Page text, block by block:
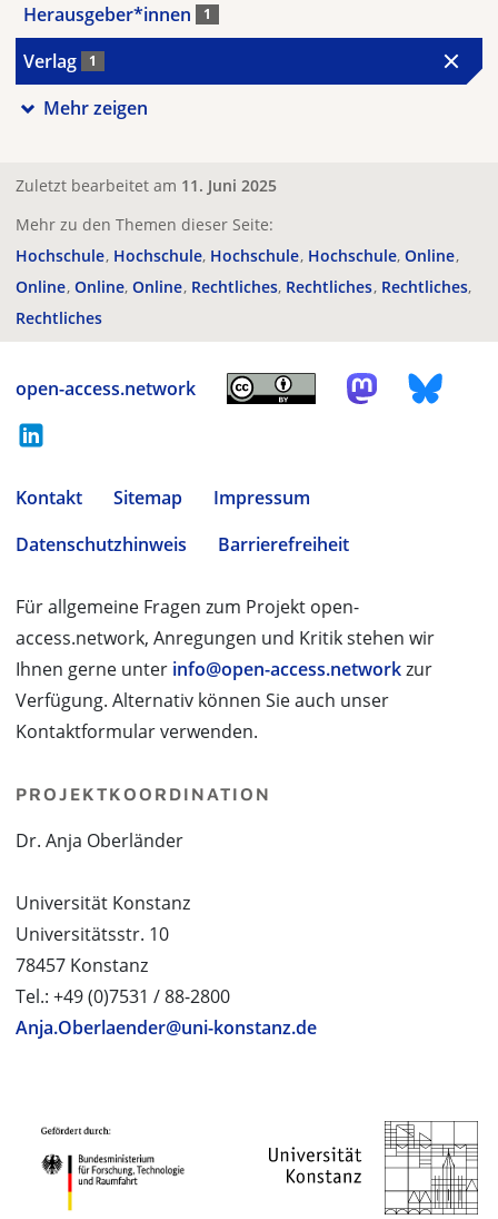
Herausgeber*innen 1
Verlag 1
Mehr zeigen
Zuletzt bearbeitet am 11. Juni 2025
Mehr zu den Themen dieser Seite:
Hochschule Hochschule Hochschule Hochschule Online
Online Online Online Rechtliches Rechtliches Rechtliches
Rechtliches
open-access.network
Kontakt Sitemap
Impressum
Datenschutzhinweis
Barrierefreiheit
Für allgemeine Fragen zum Projekt open-
access.network, Anregungen und Kritik stehen wir
Ihnen gerne unter info@open-access.networkzur
Verfügung. Alternativ können Sie auch unser
Kontaktformular verwenden.
PROJEKTKOORDINATION
Dr. Anja Oberländer
Universität Konstanz
Universitätsstr. 10
78457 Konstanz
Tel.: +49 (0)7531 / 88-2800
Anja.Oberlaender@uni-konstanz.de